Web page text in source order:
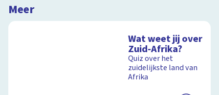
Meer
Wat weet jij over
Zuid-Afrika?
Quiz over het
zuidelijkste land van
Afrika